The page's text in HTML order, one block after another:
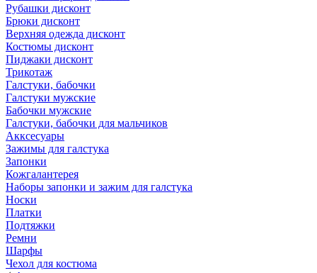
Рубашки дисконт
Брюки дисконт
Верхняя одежда дисконт
Костюмы дисконт
Пиджаки дисконт
Трикотаж
Галстуки, бабочки
Галстуки мужские
Бабочки мужские
Галстуки, бабочки для мальчиков
Акксесуары
Зажимы для галстука
Запонки
Кожгалантерея
Наборы запонки и зажим для галстука
Носки
Платки
Подтяжки
Ремни
Шарфы
Чехол для костюма